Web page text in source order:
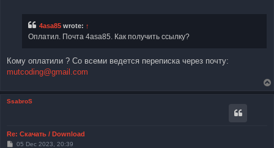
4asa85 wrote: ↑
Оплатил. Почта 4asa85. Как получить ссылку?
Кому оплатили ? Со всеми ведется переписка через почту:
mutcoding@gmail.com
SsabroS
Re: Скачать / Download
P05 Dec 2023, 20:39